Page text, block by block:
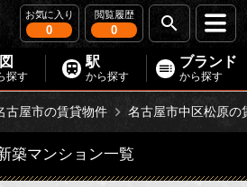
お気に入り
0
閲覧履歴
0
探す
駅
から探す
ブランド
から探す
古屋市の賃貸物件 名古屋市中区松原の
築マンション一覧